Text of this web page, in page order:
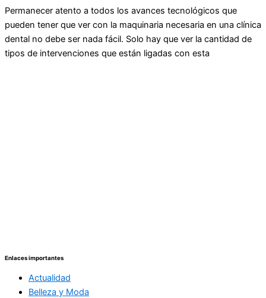
Permanecer atento a todos los avances tecnológicos que
pueden tener que ver con la maquinaria necesaria en una clínica
dental no debe ser nada fácil. Solo hay que ver la cantidad de
tipos de intervenciones que están ligadas con esta
Enlaces importantes
Actualidad
Belleza y Moda